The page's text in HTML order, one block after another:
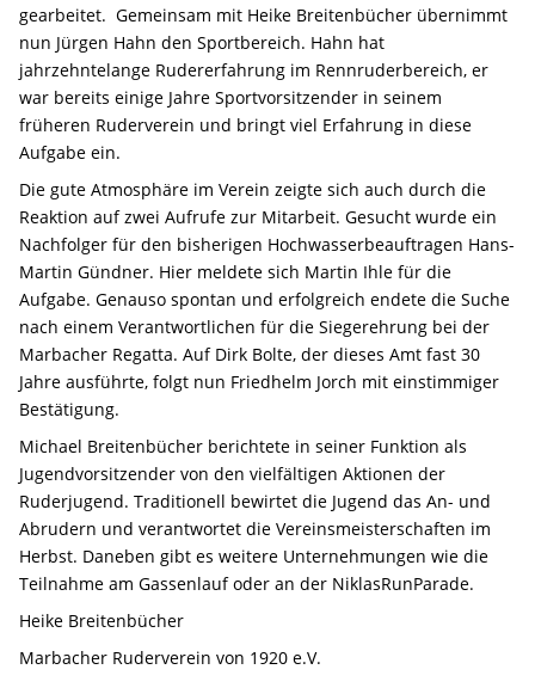
gearbeitet. Gemeinsam mit Heike Breitenbücher übernimmt
nun Jürgen Hahn den Sportbereich. Hahn hat
jahrzehntelange Rudererfahrung im Rennruderbereich, er
war bereits einige Jahre Sportvorsitzender in seinem
früheren Ruderverein und bringt viel Erfahrung in diese
Aufgabe ein.
Die gute Atmosphäre im Verein zeigte sich auch durch die
Reaktion auf zwei Aufrufe zur Mitarbeit. Gesucht wurde ein
Nachfolger für den bisherigen Hochwasserbeauftragen Hans-
Martin Gündner. Hier meldete sich Martin Ihle für die
Aufgabe. Genauso spontan und erfolgreich endete die Suche
nach einem Verantwortlichen für die Siegerehrung bei der
Marbacher Regatta. Auf Dirk Bolte, der dieses Amt fast 30
Jahre ausführte, folgt nun Friedhelm Jorch mit einstimmiger
Bestätigung.
Michael Breitenbücher berichtete in seiner Funktion als
Jugendvorsitzender von den vielfältigen Aktionen der
Ruderjugend. Traditionell bewirtet die Jugend das An- und
Abrudern und verantwortet die Vereinsmeisterschaften im
Herbst. Daneben gibt es weitere Unternehmungen wie die
Teilnahme am Gassenlauf oder an der NiklasRunParade.
Heike Breitenbücher
Marbacher Ruderverein von 1920 e.V.